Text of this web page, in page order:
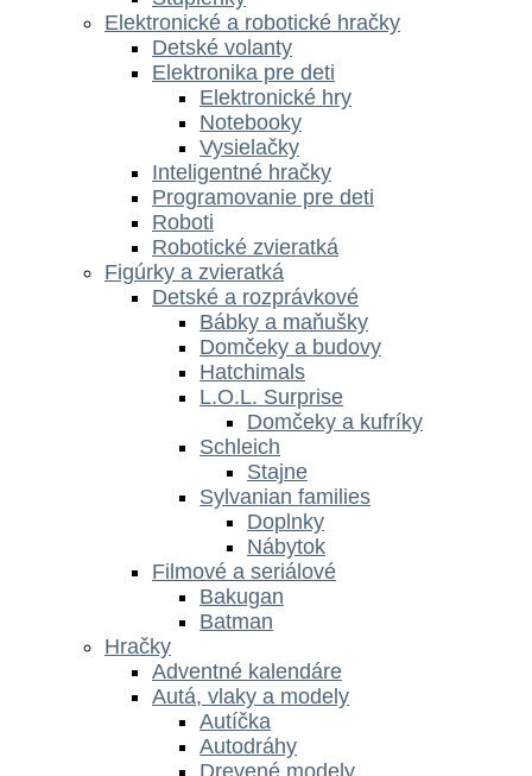
Elektronické a robotické hračky
Detské volanty
Elektronika pre deti
Elektronické hry
Notebooky
Vysielačky
Inteligentné hračky
Programovanie pre deti
Roboti
Robotické zvieratká
Figúrky a zvieratká
Detské a rozprávkové
Bábky a maňušky
Domčeky a budovy
Hatchimals
L.O.L. Surprise
Domčeky a kufríky
Schleich
Stajne
Sylvanian families
Doplnky
Nábytok
Filmové a seriálové
Bakugan
Batman
Hračky
Adventné kalendáre
Autá, vlaky a modely
Autíčka
Autodráhy